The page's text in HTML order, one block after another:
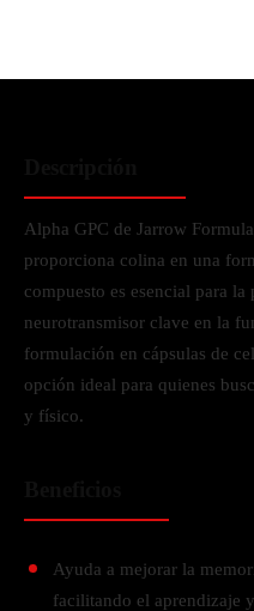
Alpha GPC de Jarrow
proporciona colina en una
compuesto es esencial para
neurotransmisor clave en la
formulación en cápsulas de
opción ideal para quienes
y físico.
Ayuda a mejorar la
facilitando el aprendizaje